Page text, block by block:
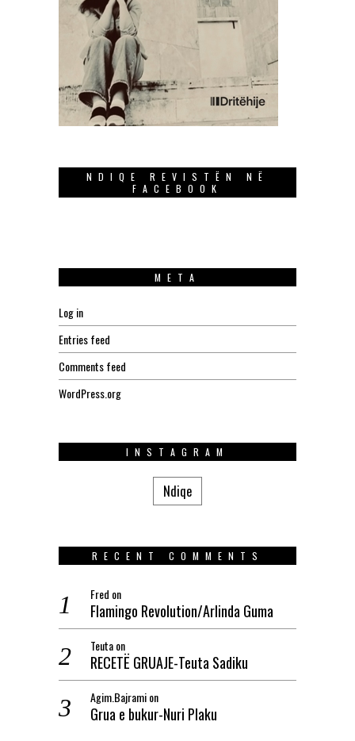
NDIQE REVISTËN NË
FACEBOOK
META
Log in
Entries feed
Comments feed
WordPress.org
INSTAGRAM
Ndiqe
RECENT COMMENTS
Fred on
Flamingo Revolution/Arlinda Guma
Teutaon
RECETË GRUAJE-Teuta Sadiku
Agim.Bajramion
Grua e bukur-Nuri Plaku